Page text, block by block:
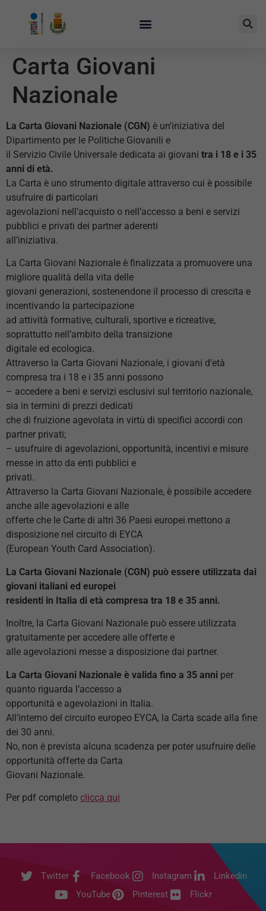
Carta Giovani
Nazionale
La Carta Giovani Nazionale (CGN) è un’iniziativa del
Dipartimento per le Politiche Giovanili e
il Servizio Civile Universale dedicata ai giovani tra i 18 e i 35
anni di età.
La Carta è uno strumento digitale attraverso cui è possibile
usufruire di particolari
agevolazioni nell’acquisto o nell’accesso a beni e servizi
pubblici e privati dei partner aderenti
all’iniziativa.
La Carta Giovani Nazionale è finalizzata a promuovere una
migliore qualità della vita delle
giovani generazioni, sostenendone il processo di crescita e
incentivando la partecipazione
ad attività formative, culturali, sportive e ricreative,
soprattutto nell’ambito della transizione
digitale ed ecologica.
Attraverso la Carta Giovani Nazionale, i giovani d’età
compresa tra i 18 e i 35 anni possono
– accedere a beni e servizi esclusivi sul territorio nazionale,
sia in termini di prezzi dedicati
che di fruizione agevolata in virtù di specifici accordi con
partner privati;
– usufruire di agevolazioni, opportunità, incentivi e misure
messe in atto da enti pubblici e
privati.
Attraverso la Carta Giovani Nazionale, è possibile accedere
anche alle agevolazioni e alle
offerte che le Carte di altri 36 Paesi europei mettono a
disposizione nel circuito di EYCA
(European Youth Card Association).
La Carta Giovani Nazionale (CGN) può essere utilizzata dai
giovani italiani ed europei
residenti in Italia di età compresa tra 18 e 35 anni.
Inoltre, la Carta Giovani Nazionale può essere utilizzata
gratuitamente per accedere alle offerte e
alle agevolazioni messe a disposizione dai partner.
La Carta Giovani Nazionale è valida fino a 35 anni per
quanto riguarda l’accesso a
opportunità e agevolazioni in Italia.
All’interno del circuito europeo EYCA, la Carta scade alla fine
dei 30 anni.
No, non è prevista alcuna scadenza per poter usufruire delle
opportunità offerte da Carta
Giovani Nazionale.
Per pdf completo clicca qui
Twitter Facebook Instagram
Linkedin
YouTube
Pinterest Flickr